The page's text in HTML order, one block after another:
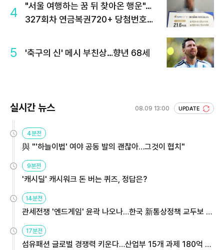
4
"서울 여행하는 꿈 뒤 찾아온 행운"…
327회차 연금복권720+ 당첨번호조
5 '축구의 신' 메시 부친상…향년 68세
실시간 뉴스 08.09 13:00 UPDATE
4분전
與 "'하늘이법' 여야 공동 발의 괜찮아…그것이 협치"
9분전
'캐시딜' 캐시워크 돈 버는 퀴즈, 정답은?
14분전
관세전쟁 '엔드게임' 윤곽 나오나…한국 新통상정책 교두보 활
용해야
17분전
섬유패션 글로벌 경쟁력 키운다…산업부 15개 과제 180억 지